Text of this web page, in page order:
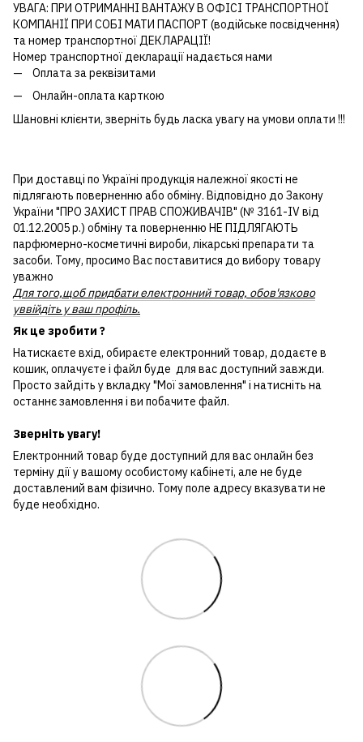
УВАГА: ПРИ ОТРИМАННІ ВАНТАЖУ В ОФІСІ ТРАНСПОРТНОЇ
КОМПАНІЇ ПРИ СОБІ МАТИ ПАСПОРТ (водійське посвідчення)
та номер транспортної ДЕКЛАРАЦІЇ!
Номер транспортної декларації надається нами
Оплата за реквізитами
Онлайн-оплата карткою
Шановні клієнти, зверніть будь ласка увагу на умови оплати !!!
При доставці по Україні продукція належної якості не
підлягають поверненню або обміну. Відповідно до Закону
України "ПРО ЗАХИСТ ПРАВ СПОЖИВАЧІВ" (№ 3161-IV від
01.12.2005 р.) обміну та поверненню НЕ ПІДЛЯГАЮТЬ
парфюмерно-косметичні вироби, лікарські препарати та
засоби. Тому, просимо Вас поставитися до вибору товару
уважно
Для того,щоб придбати електронний товар, обов'язково
уввійдіть у ваш профіль.
Як це зробити ?
Натискаєте вхід, обираєте електронний товар, додаєте в
кошик, оплачуєте і файл буде для вас доступний завжди.
Просто зайдіть у вкладку "Мої замовлення" і натисніть на
останнє замовлення і ви побачите файл.
Зверніть увагу!
Електронний товар буде доступний для вас онлайн без
терміну дії у вашому особистому кабінеті, але не буде
доставлений вам фізично. Тому поле адресу вказувати не
буде необхідно.